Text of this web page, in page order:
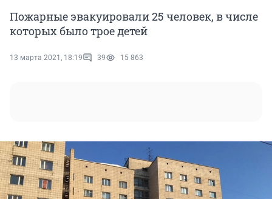
Пожарные эвакуировали 25 человек, в числе
которых было трое детей
13 марта 2021, 18:19 39 15 863